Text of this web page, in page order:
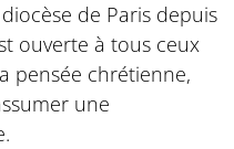
de Paris depuis
ouverte à tous ceux
pensée chrétienne,
une